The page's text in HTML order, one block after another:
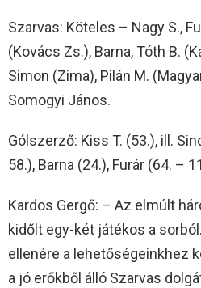
Szarvas: Köteles – Nagy S.,
(Kovács Zs.), Barna, Tóth B.
Simon (Zima), Pilán M.
Somogyi János.
Gólszerző: Kiss T. (53.), ill.
58.), Barna (24.), Furár (64. –
Kardos Gergő: – Az elmúlt
kidőlt egy-két játékos a
ellenére a lehetőségeinkhez
a jó erőkből álló Szarvas